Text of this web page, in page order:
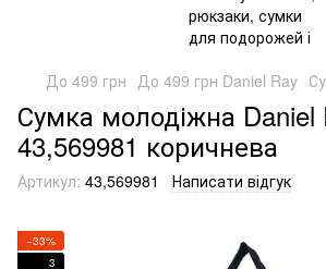
До 499 грн До 499 грн Daniel Ray
Сумка молодіжна Daniel
43,569981 коричнева
Артикул: 43,569981 Написати відгук
−33%
3